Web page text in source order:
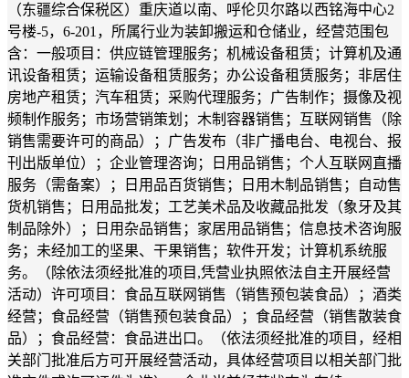
（东疆综合保税区）重庆道以南、呼伦贝尔路以西铭海中心2
号楼-5，6-201，所属行业为装卸搬运和仓储业，经营范围包
含：一般项目：供应链管理服务；机械设备租赁；计算机及通
讯设备租赁；运输设备租赁服务；办公设备租赁服务；非居住
房地产租赁；汽车租赁；采购代理服务；广告制作；摄像及视
频制作服务；市场营销策划；木制容器销售；互联网销售（除
销售需要许可的商品）；广告发布（非广播电台、电视台、报
刊出版单位）；企业管理咨询；日用品销售；个人互联网直播
服务（需备案）；日用品百货销售；日用木制品销售；自动售
货机销售；日用品批发；工艺美术品及收藏品批发（象牙及其
制品除外）；日用杂品销售；家居用品销售；信息技术咨询服
务；未经加工的坚果、干果销售；软件开发；计算机系统服
务。（除依法须经批准的项目,凭营业执照依法自主开展经营
活动）许可项目：食品互联网销售（销售预包装食品）；酒类
经营；食品经营（销售预包装食品）；食品经营（销售散装食
品）；食品经营：食品进出口。（依法须经批准的项目，经相
关部门批准后方可开展经营活动，具体经营项目以相关部门批